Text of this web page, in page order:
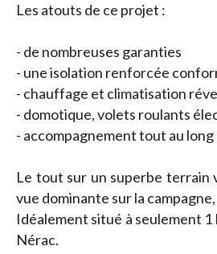
Les atouts de ce projet :
- de nombreuses garanties
- une isolation renforcée
- chauffage et climatisation
- domotique, volets roulants
- accompagnement tout au
Le tout sur un superbe terrain
vue dominante sur la
Idéalement situé à seulement
Nérac.